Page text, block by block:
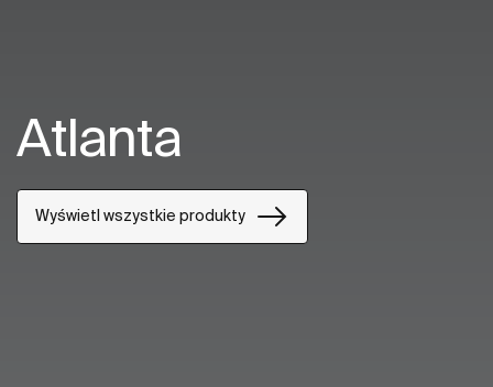
Atlanta
Wyświetl wszystkie produkty